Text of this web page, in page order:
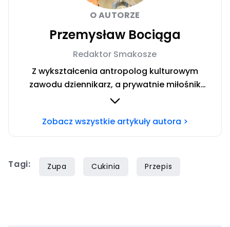
O AUTORZE
Przemysław Bociąga
Redaktor Smakosze
Z wykształcenia antropolog kulturowym
zawodu dziennikarz, a prywatnie miłośnik
kuchni i kuchennych historii. Pisze i mówi – nie
internetowych i drukowanych magazynach.
portalach oraz blogu „Smak Nabyty”. Autor
Zobacz wszystkie artykuły autora >
Tagi: Zupa Cukinia Przepis